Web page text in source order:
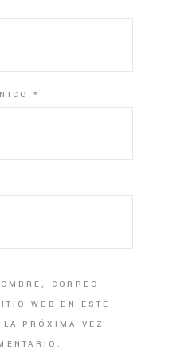
*
CORREO
WEB EN ESTE
LA PRÓXIMA VEZ